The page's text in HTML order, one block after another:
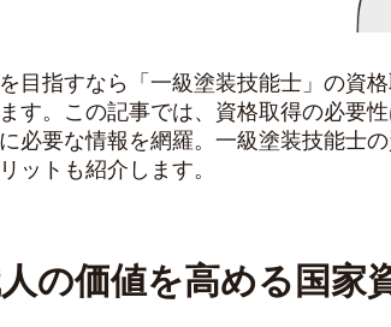
目指すなら「一級塗装技能士」の資
す。この記事では、資格取得の必要
必要な情報を網羅。一級塗装技能士
ットも紹介します。
の価値を高める国家